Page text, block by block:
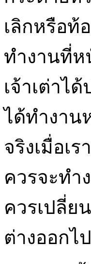
เลิกหรือท้
ทำงานที่ห
เจ้าเต่าไ
ได้ทำงาน
จริงเมื่อเ
ควรจะทำ
ควรเปลี่ย
ต่างออกไ